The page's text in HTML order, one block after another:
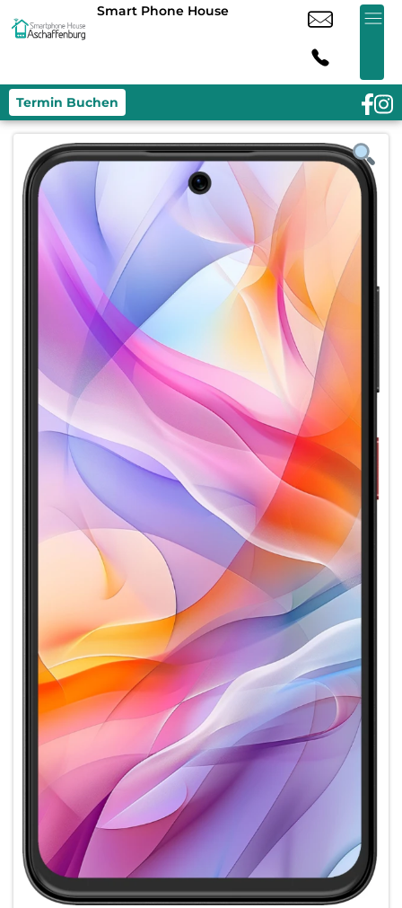
Smart Phone House
Termin Buchen